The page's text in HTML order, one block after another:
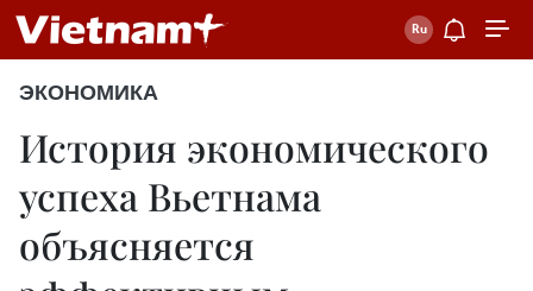
ЭКОНОМИКА
История экономического
успеха Вьетнама
объясняется